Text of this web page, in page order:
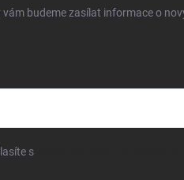
vám budeme zasílat informace o
s